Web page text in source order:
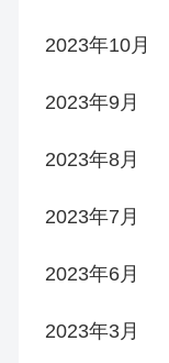
2023年10月
2023年9月
2023年8月
2023年7月
2023年6月
2023年3月